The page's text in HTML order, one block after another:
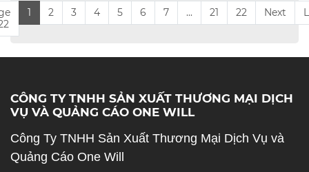
1 2 3 4 5 6 7 ... 21 22 Next
CÔNG TY TNHH SẢN XUẤT THƯƠNG MẠI DỊCH
VỤ VÀ QUẢNG CÁO ONE WILL
Công Ty TNHH Sản Xuất Thương Mại Dịch Vụ và
Quảng Cáo One Will